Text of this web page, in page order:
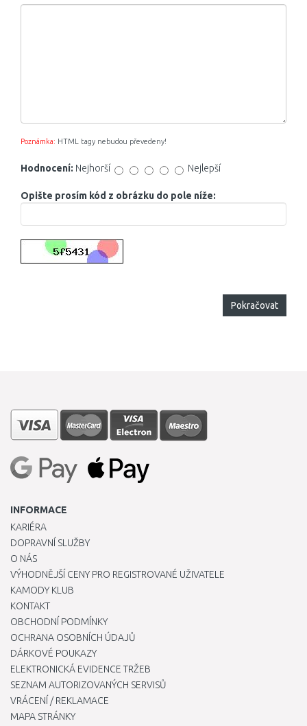
Poznámka: HTML tagy nebudou převedeny!
Hodnocení: Nejhorší Nejlepší
Opište prosím kód z obrázku do pole níže:
Pokračovat
INFORMACE
KARIÉRA
DOPRAVNÍ SLUŽBY
O NÁS
VÝHODNĚJŠÍ CENY PRO REGISTROVANÉ UŽIVATELE
KAMODY KLUB
KONTAKT
OBCHODNÍ PODMÍNKY
OCHRANA OSOBNÍCH ÚDAJŮ
DÁRKOVÉ POUKAZY
ELEKTRONICKÁ EVIDENCE TRŽEB
SEZNAM AUTORIZOVANÝCH SERVISŮ
VRÁCENÍ / REKLAMACE
MAPA STRÁNKY